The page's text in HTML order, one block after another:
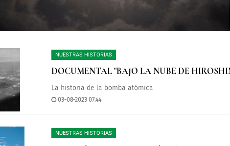
NUESTRAS HISTORIAS
DOCUMENTAL "BAJO LA NUBE DE
La historia de la bomba atómica
03-08-2023 07:44
NUESTRAS HISTORIAS